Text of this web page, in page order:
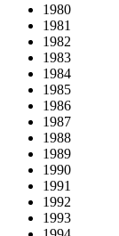
1980
1981
1982
1983
1984
1985
1986
1987
1988
1989
1990
1991
1992
1993